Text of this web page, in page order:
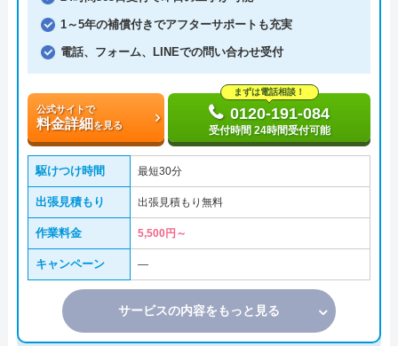
1～5年の補償付きでアフターサポートも充実
電話、フォーム、LINEでの問い合わせ受付
公式サイトで
料金詳細を見る
まずは電話相談！
0120-191-084
受付時間 24時間受付可能
駆けつけ時間 最短30分
出張見積もり 出張見積もり無料
作業料金 5,500円～
キャンペーン ―
サービスの内容をもっと見る